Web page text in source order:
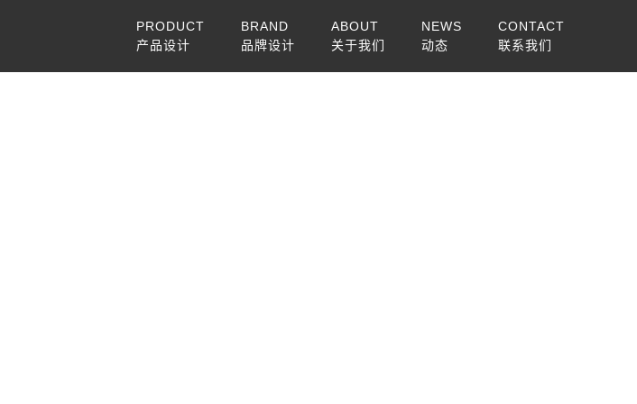
PRODUCT
产品设计
BRAND
品牌设计
ABOUT
关于我们
NEWS
动态
CONTACT
联系我们